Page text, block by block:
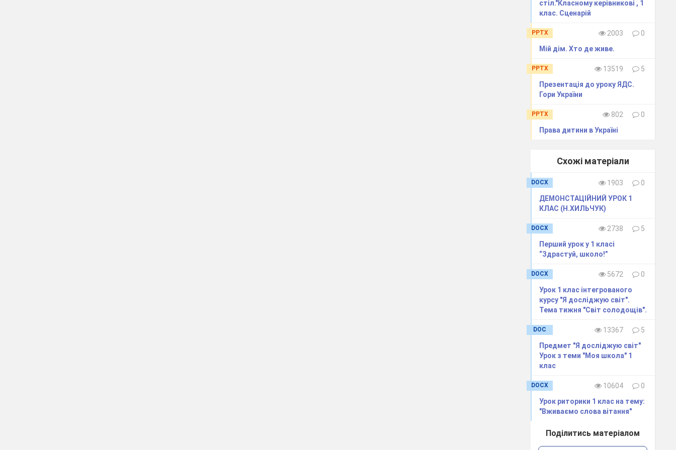
стіл."Класному керівникові , 1
клас. Сценарій
PPTX 2003
0
Мій дім. Хто де живе.
PPTX 13519
5
Презентація до уроку ЯДС.
Гори України
PPTX 802
0
Права дитини в Україні
Схожі матеріали
DOCX 1903
0
ДЕМОНСТАЦІЙНИЙ УРОК 1
КЛАС (Н.ХИЛЬЧУК)
DOCX 2738
5
Перший урок у 1 класі
“Здрастуй, школо!”
DOCX 5672
0
Урок 1 клас інтегрованого
курсу "Я досліджую світ".
Тема тижня "Світ солодощів".
DOC 13367
5
Предмет "Я досліджую світ"
Урок з теми "Моя школа" 1
клас
DOCX 10604
0
Урок риторики 1 клас на тему:
"Вживаємо слова вітання"
Поділитись матеріалом